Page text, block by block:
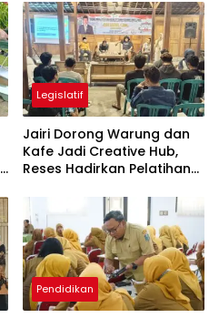
Legislatif
Jairi Dorong Warung dan
Kafe Jadi Creative Hub,
Reses Hadirkan Pelatihan
Pendidikan